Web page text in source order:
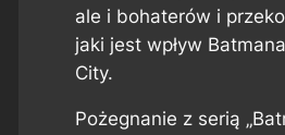
ale i bohaterów i
jaki jest wpływ
City.
Pożegnanie z serią